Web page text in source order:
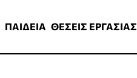
ΠΑΙΔΕΙΑ ΘΕΣΕΙΣ ΕΡΓΑΣΙΑΣ